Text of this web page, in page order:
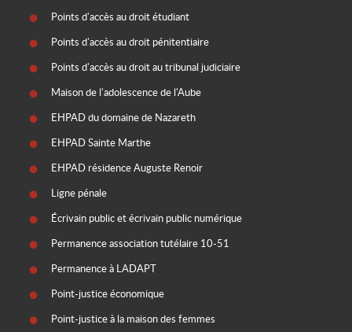
Points d'accès au droit étudiant
Points d'accès au droit pénitentiaire
Points d'accès au droit au tribunal judiciaire
Maison de l'adolescence de l'Aube
EHPAD du domaine de Nazareth
EHPAD Sainte Marthe
EHPAD résidence Auguste Renoir
Ligne pénale
Écrivain public et écrivain public numérique
Permanence association tutélaire 10-51
Permanence à LADAPT
Point-justice économique
Point-justice à la maison des femmes